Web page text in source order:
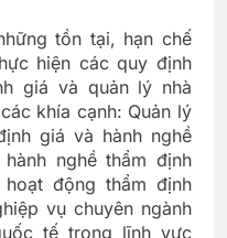
tồn tại, hạn chế
hiện các quy định
giá và quản lý nhà
khía cạnh: Quản lý
giá và hành nghề
nghề thẩm định
động thẩm định
vụ chuyên ngành
tế trong lĩnh vực